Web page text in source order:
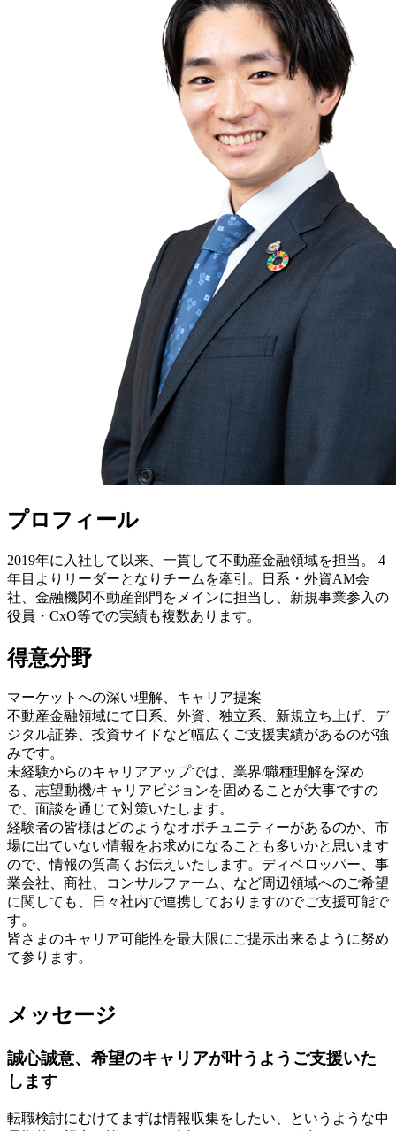
プロフィール
2019年に入社して以来、一貫して不動産金融領域を担当。 4
年目よりリーダーとなりチームを牽引。日系・外資AM会
社、金融機関不動産部門をメインに担当し、新規事業参入の
役員・CxO等での実績も複数あります。
得意分野
マーケットへの深い理解、キャリア提案
不動産金融領域にて日系、外資、独立系、新規立ち上げ、デ
ジタル証券、投資サイドなど幅広くご支援実績があるのが強
みです。
未経験からのキャリアアップでは、業界/職種理解を深め
る、志望動機/キャリアビジョンを固めることが大事ですの
で、面談を通じて対策いたします。
経験者の皆様はどのようなオポチュニティーがあるのか、市
場に出ていない情報をお求めになることも多いかと思います
ので、情報の質高くお伝えいたします。ディベロッパー、事
業会社、商社、コンサルファーム、など周辺領域へのご希望
に関しても、日々社内で連携しておりますのでご支援可能で
す。
皆さまのキャリア可能性を最大限にご提示出来るように努め
て参ります。
メッセージ
誠心誠意、希望のキャリアが叶うようご支援いた
します
転職検討にむけてまずは情報収集をしたい、というような中